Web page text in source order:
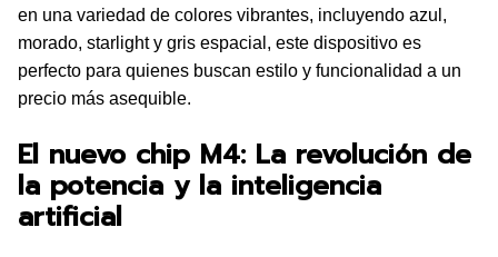
en una variedad de colores vibrantes, incluyendo azul,
morado, starlight y gris espacial, este dispositivo es
perfecto para quienes buscan estilo y funcionalidad a un
precio más asequible.
El nuevo chip M4: La revolución de
la potencia y la inteligencia
artificial